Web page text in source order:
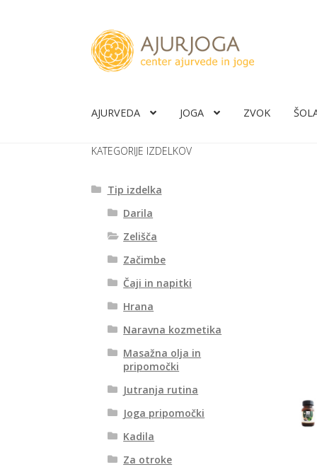
Skip
to
navigation
Skip
to
content
AJURVEDA JOGA ZVOK
KATEGORIJE IZDELKOV
Tip izdelka
Darila
Zelišča
Začimbe
Čaji in napitki
Hrana
Naravna kozmetika
Masažna olja in
pripomočki
Jutranja rutina
Joga pripomočki
Kadila
Za otroke